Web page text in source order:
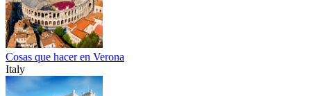
Cosas que hacer en Verona
Italy